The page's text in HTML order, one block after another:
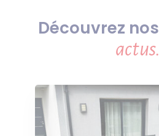
Découvrez nos
actus.